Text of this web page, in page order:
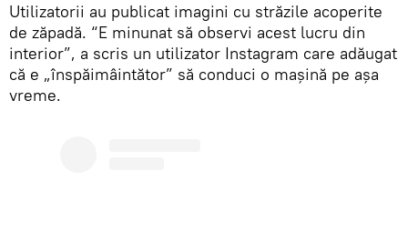
Utilizatorii au publicat imagini cu străzile acoperite
de zăpadă. “E minunat să observi acest lucru din
interior”, a scris un utilizator Instagram care adăugat
că e „înspăimâintător” să conduci o mașină pe așa
vreme.